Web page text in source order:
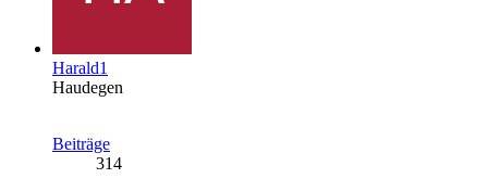
Harald1
Haudegen
Beiträge
314